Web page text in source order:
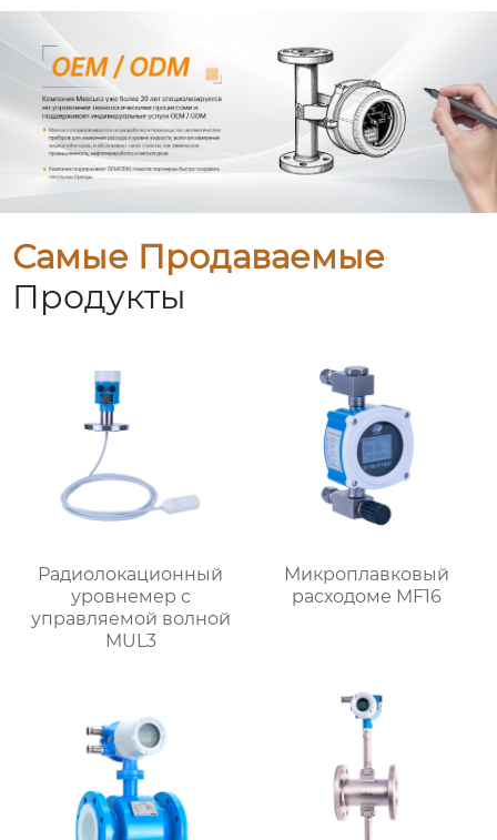
Самые Продаваемые
Продукты
Радиолокационный
уровнемер с
управляемой волной
MUL3
Микроплавковый
расходоме MF16